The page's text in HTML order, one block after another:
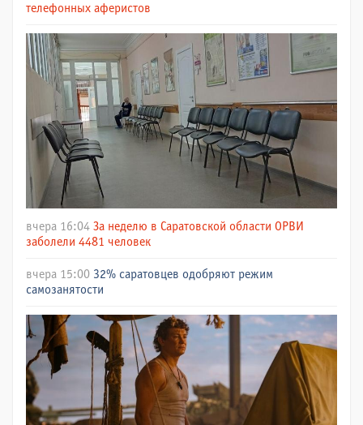
телефонных аферистов
вчера 16:04 За неделю в Саратовской области ОРВИ
заболели 4481 человек
вчера 15:00 32% саратовцев одобряют режим
самозанятости